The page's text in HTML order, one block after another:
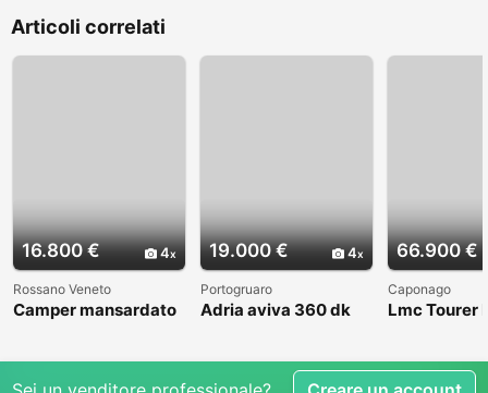
Articoli correlati
16.800 € 4
Rossano Veneto
Camper mansardato
19.000 € 4
Portogruaro
Adria aviva 360 dk
66.900 €
Caponago
Lmc Tourer